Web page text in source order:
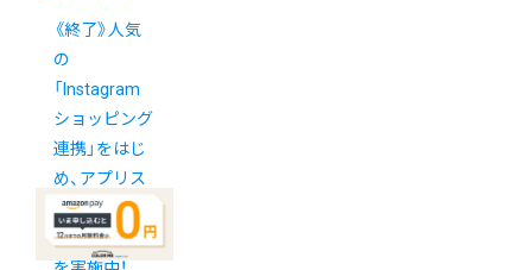
《終了》人気
の
「Instagram
ショッピング
連携」をはじ
め、アプリス
トアがお得な
キャンペーン